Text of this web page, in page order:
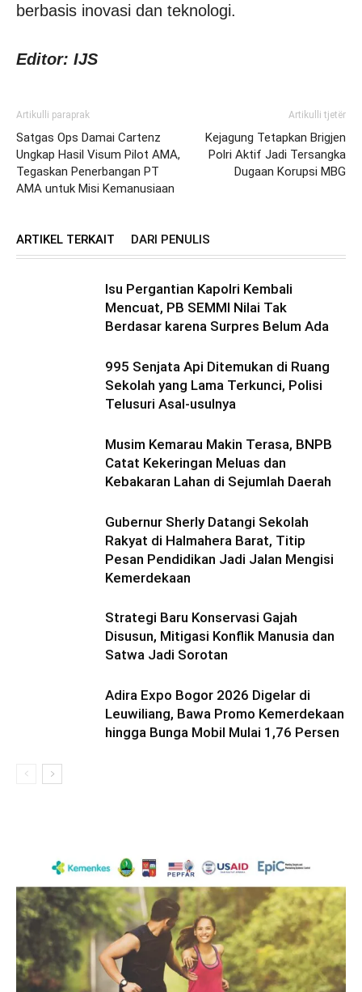
berbasis inovasi dan teknologi.
Editor: IJS
Artikulli paraprak
Satgas Ops Damai Cartenz
Ungkap Hasil Visum Pilot AMA,
Tegaskan Penerbangan PT
AMA untuk Misi Kemanusiaan
Artikulli tjetër
Kejagung Tetapkan Brigjen
Polri Aktif Jadi Tersangka
Dugaan Korupsi MBG
ARTIKEL TERKAIT DARI PENULIS
Isu Pergantian Kapolri Kembali
Mencuat, PB SEMMI Nilai Tak
Berdasar karena Surpres Belum Ada
995 Senjata Api Ditemukan di Ruang
Sekolah yang Lama Terkunci, Polisi
Telusuri Asal-usulnya
Musim Kemarau Makin Terasa, BNPB
Catat Kekeringan Meluas dan
Kebakaran Lahan di Sejumlah Daerah
Gubernur Sherly Datangi Sekolah
Rakyat di Halmahera Barat, Titip
Pesan Pendidikan Jadi Jalan Mengisi
Kemerdekaan
Strategi Baru Konservasi Gajah
Disusun, Mitigasi Konflik Manusia dan
Satwa Jadi Sorotan
Adira Expo Bogor 2026 Digelar di
Leuwiliang, Bawa Promo Kemerdekaan
hingga Bunga Mobil Mulai 1,76 Persen